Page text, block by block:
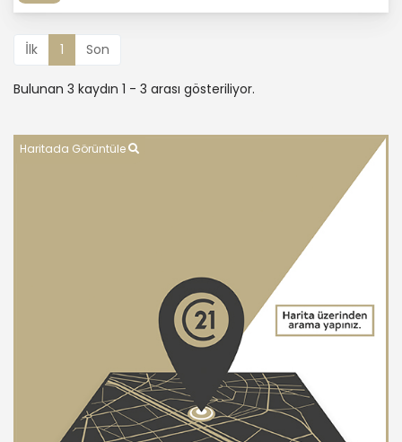
İlk 1 Son
Bulunan 3 kaydın 1 - 3 arası gösteriliyor.
Haritada Görüntüle